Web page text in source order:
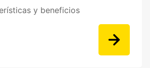
y beneficios